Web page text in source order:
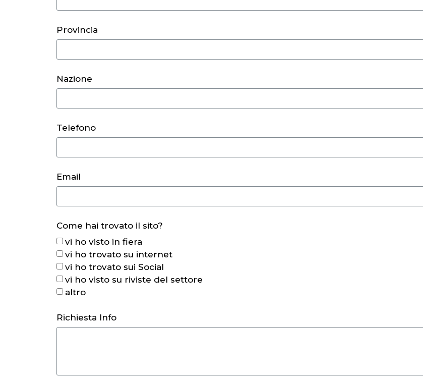
Provincia
Nazione
Telefono
Email
Come hai trovato il sito?
vi ho visto in fiera
vi ho trovato su internet
vi ho trovato sui Social
vi ho visto su riviste del settore
altro
Richiesta Info